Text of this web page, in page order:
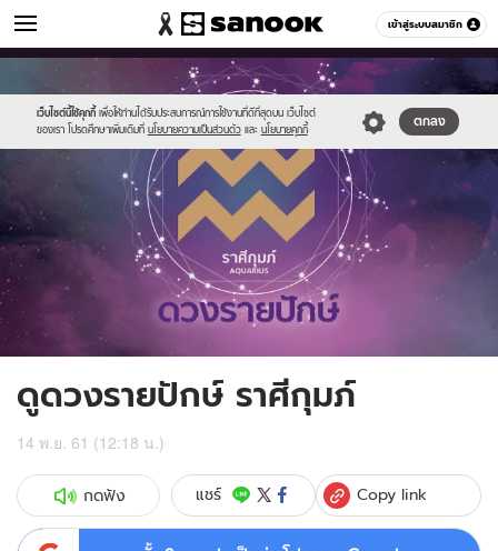
เข้าสู่ระบบสมาชิก
ดูดวง หมวดอื่นๆ
เว็บไซต์นี้ใช้คุกกี้ เพื่อให้ท่านได้รับประสบการณ์การใช้งานที่ดีที่สุดบน เว็บไซต์
ของเรา โปรดศึกษาเพิ่มเติมที่ นโยบายความเป็นส่วนตัว และ นโยบายคุกกี้
ตกลง
Sanook
//s.isanook.com/sr/0/images/logo-
new-
sanook.png
//s.isanook.com/ho/0/ud/fxd/fortnightly/15day_aquarius.png
ดูดวงรายปักษ์ ราศีกุมภ์
14 พ.ย. 61 (12:18 น.)
กดฟัง แชร์ Copy link